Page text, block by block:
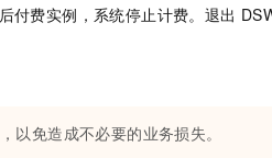
付费实例，系统停止计费。退出
以免造成不必要的业务损失。